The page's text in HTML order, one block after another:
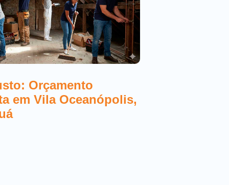
Orçamento
em Vila Oceanópolis,